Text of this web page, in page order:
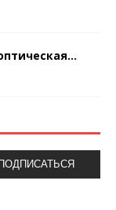
ПОДПИСАТЬСЯ